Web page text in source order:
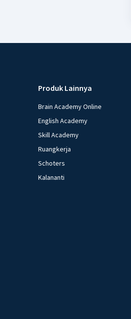
Produk Lainnya
Brain Academy Online
English Academy
Skill Academy
Ruangkerja
Schoters
Kalananti